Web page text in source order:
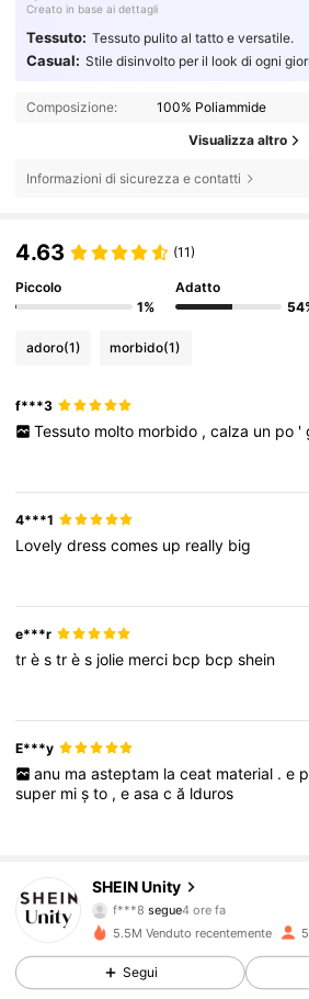
Creato in base ai dettagli
Tessuto: Tessuto pulito al tatto e versatile.
Casual: Stile disinvolto per il look di ogni
Composizione: 100% Poliammide
Visualizza altro
Informazioni di sicurezza e contatti
4.63 (11)
Piccolo
1%
Adatto
adoro(1) morbido(1)
f***3
Tessuto molto morbido , calza un po '
4***1
Lovelydresscomes up really big
e***r
trèstrès jolie merci bcp bcpshein
E***y
anu ma asteptam la ceat material . e
super mișto ,easacă lduros
SHEIN Unity
f***8
4 ore fa
sta navigando
4.81
543K Follower
5.5M Venduto recentemente
Segui